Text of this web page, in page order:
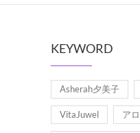
KEYWORD
Asherah夕美子
VitaJuwel ア